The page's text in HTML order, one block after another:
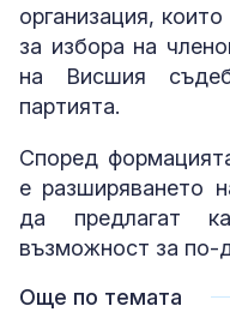
организация,
за избора на
на Висшия
партията.
Според
е разширяването
да предлагат
възможност за по-
Още по темата